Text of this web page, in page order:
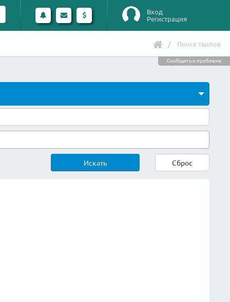
Вход
Регистрация
Поиск твипов
Сообщить о проблеме
Искать Сброс